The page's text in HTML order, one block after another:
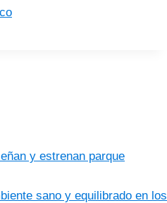
y estrenan parque
sano y equilibrado en los